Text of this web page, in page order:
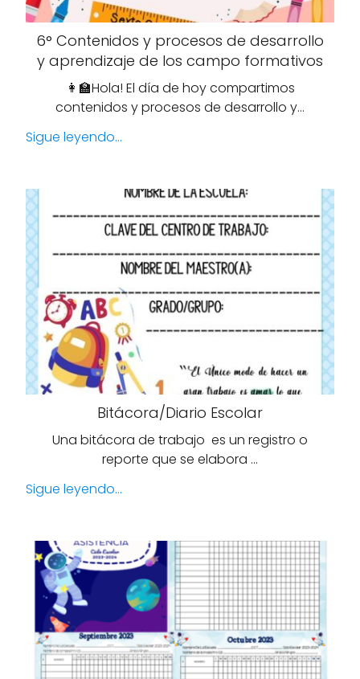
6° Contenidos y procesos de desarrollo
y aprendizaje de los campo formativos
👩‍🏫Hola! El día de hoy compartimos
contenidos y procesos de desarrollo y…
Sigue leyendo...
Bitácora/Diario Escolar
Una bitácora de trabajo es un registro o
reporte que se elabora …
Sigue leyendo...